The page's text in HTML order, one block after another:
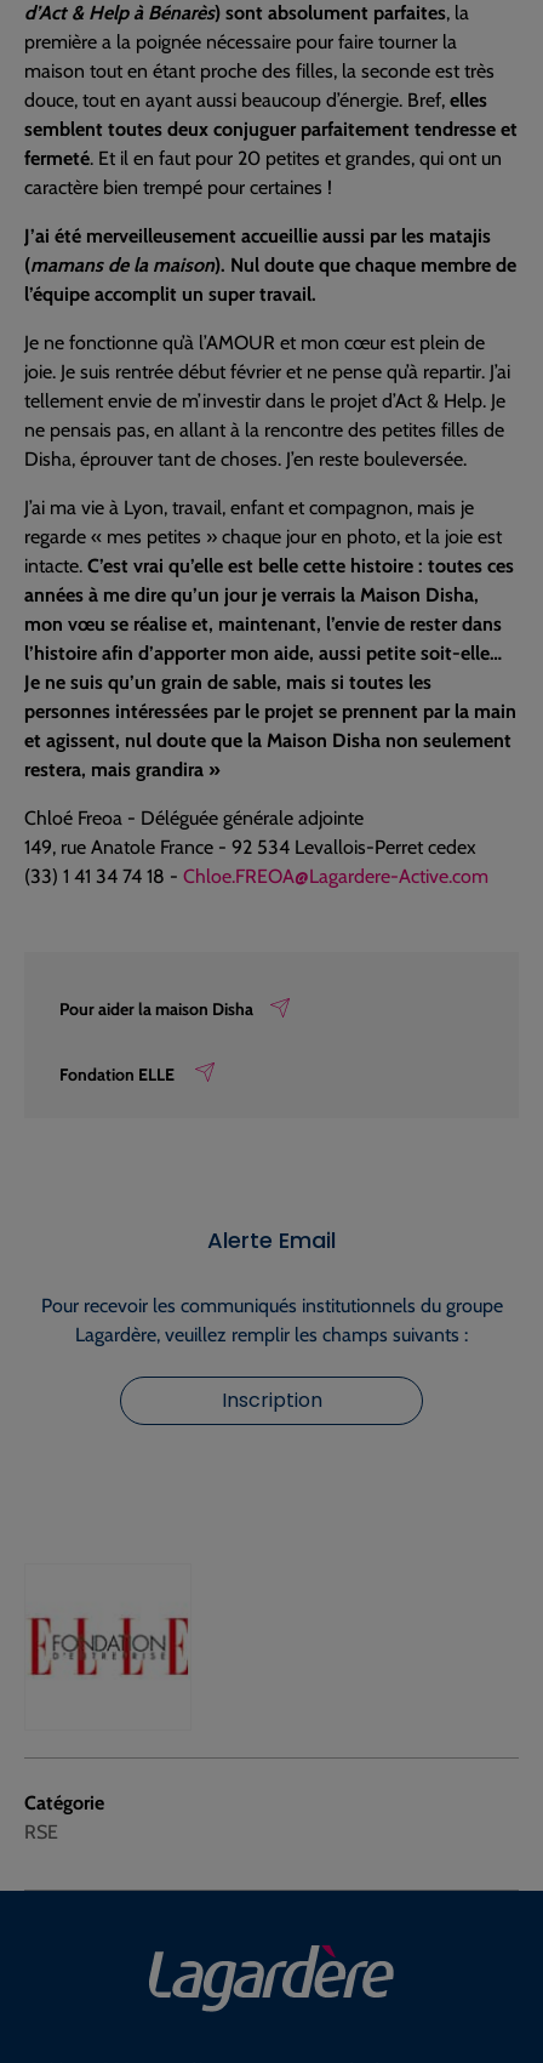
Catégorie
RSE
d’Act & Help à Bénarès) sont absolument parfaites, la
première a la poignée nécessaire pour faire tourner la
maison tout en étant proche des filles, la seconde est très
douce, tout en ayant aussi beaucoup d’énergie. Bref, elles
semblent toutes deux conjuguer parfaitement tendresse et
fermeté. Et il en faut pour 20 petites et grandes, qui ont un
caractère bien trempé pour certaines !
J’ai été merveilleusement accueillie aussi par les matajis
(mamans de la maison). Nul doute que chaque membre de
l’équipe accomplit un super travail.
Je ne fonctionne qu’à l’AMOUR et mon cœur est plein de
joie. Je suis rentrée début février et ne pense qu’à repartir. J’ai
tellement envie de m’investir dans le projet d’Act & Help. Je
ne pensais pas, en allant à la rencontre des petites filles de
Disha, éprouver tant de choses. J’en reste bouleversée.
J’ai ma vie à Lyon, travail, enfant et compagnon, mais je
regarde « mes petites » chaque jour en photo, et la joie est
intacte. C’est vrai qu’elle est belle cette histoire : toutes ces
années à me dire qu’un jour je verrais la Maison Disha,
mon vœu se réalise et, maintenant, l’envie de rester dans
l’histoire afin d’apporter mon aide, aussi petite soit-elle…
Je ne suis qu’un grain de sable, mais si toutes les
personnes intéressées par le projet se prennent par la main
et agissent, nul doute que la Maison Disha non seulement
restera, mais grandira »
Chloé Freoa - Déléguée générale adjointe
149, rue Anatole France - 92 534 Levallois-Perret cedex
(33) 1 41 34 74 18 - Chloe.FREOA@Lagardere-Active.com
Pour aider la maison Disha
Fondation ELLE
Alerte Email
Pour recevoir les communiqués institutionnels du groupe
Lagardère, veuillez remplir les champs suivants :
Inscription